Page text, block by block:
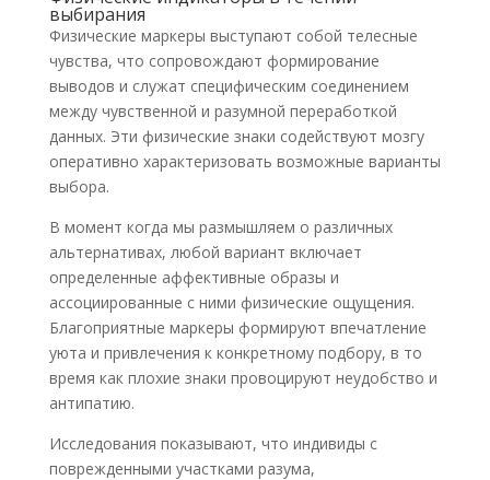
выбирания
Физические маркеры выступают собой телесные
чувства, что сопровождают формирование
выводов и служат специфическим соединением
между чувственной и разумной переработкой
данных. Эти физические знаки содействуют мозгу
оперативно характеризовать возможные варианты
выбора.
В момент когда мы размышляем о различных
альтернативах, любой вариант включает
определенные аффективные образы и
ассоциированные с ними физические ощущения.
Благоприятные маркеры формируют впечатление
уюта и привлечения к конкретному подбору, в то
время как плохие знаки провоцируют неудобство и
антипатию.
Исследования показывают, что индивиды с
поврежденными участками разума,